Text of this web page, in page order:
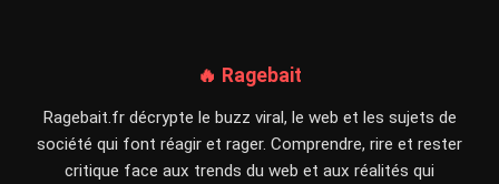
🔥 Ragebait
Ragebait.fr décrypte le buzz viral, le web et les sujets de
société qui font réagir et rager. Comprendre, rire et rester
critique face aux trends du web et aux réalités qui